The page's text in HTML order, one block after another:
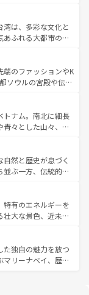
い。
てくれるハワイの
イアンミュージッ
ハワイの魅力を彩
ル（エアーズロッ
ンズの熱帯雨林な
やワイン、オージ
サーフィンやダイ
好きにはたまらな
分に味わいつくそ
は、多彩な文化と
ふれる大都市の台
など、都市の喧騒
る人に新しい発見と
い台湾の食文化も魅
エティ豊かな料理
コンテンツ一覧を参
端のファッションやK
ソウルの宮殿や伝統
美を楽しむことが
のストリートフード
る。夜には、韓国な
力を心ゆくまで味
の韓国情報はコンテンツ一
トナム。南北に細長
青々とした山々、世
の古い町並みやホ
、独特の雰囲気を
かさとおいしさで
ーヒーなどは、ぜ
てもあたたかい人々
れられない旅にな
然と歴史が息づく
ぶ一方、伝統的な
マイなどの山岳地
ットやクラビの美し
できる。タイ料理
にも異なる楽しみ
々、仏教を中心とし
る旅人を魅了し続
特有のエネルギーを
大な景色、近未来
スポットが密集し
も魅力。息をのむよ
存分に楽しみ尽く
た独自の魅力を放つ
リーナベイ、歴史